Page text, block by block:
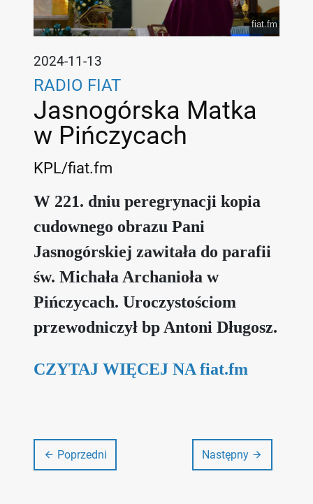
fiat.fm
2024-11-13
RADIO FIAT
Jasnogórska Matka
w Pińczycach
KPL/fiat.fm
W 221. dniu peregrynacji kopia
cudownego obrazu Pani
Jasnogórskiej zawitała do parafii
św. Michała Archanioła w
Pińczycach. Uroczystościom
przewodniczył bp Antoni Długosz.
CZYTAJ WIĘCEJ NA fiat.fm
Poprzedni Następny